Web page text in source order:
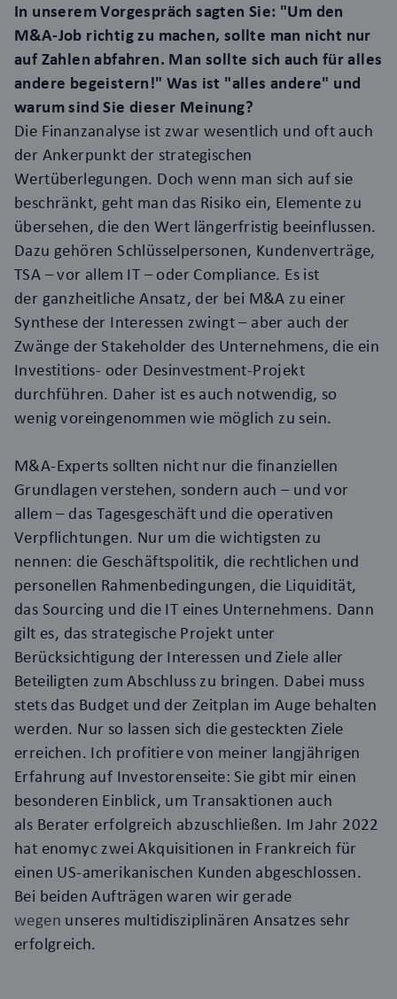
In unserem Vorgespräch sagten Sie: "Um den
M&A-Job richtig zu machen, sollte man nicht nur
auf Zahlen abfahren. Man sollte sich auch für alles
andere begeistern!" Was ist "alles andere" und
warum sind Sie dieser Meinung?
Die Finanzanalyse ist zwar wesentlich und oft auch
der Ankerpunkt der strategischen
Wertüberlegungen. Doch wenn man sich auf sie
beschränkt, geht man das Risiko ein, Elemente zu
übersehen, die den Wert längerfristig beeinflussen.
Dazu gehören Schlüsselpersonen, Kundenverträge,
TSA – vor allem IT – oder Compliance. Es ist
der ganzheitliche Ansatz, der bei M&A zu einer
Synthese der Interessen zwingt – aber auch der
Zwänge der Stakeholder des Unternehmens, die ein
Investitions- oder Desinvestment-Projekt
durchführen. Daher ist es auch notwendig, so
wenig voreingenommen wie möglich zu sein.
M&A-Experts sollten nicht nur die finanziellen
Grundlagen verstehen, sondern auch – und vor
allem – das Tagesgeschäft und die operativen
Verpflichtungen. Nur um die wichtigsten zu
nennen: die Geschäftspolitik, die rechtlichen und
personellen Rahmenbedingungen, die Liquidität,
das Sourcing und die IT eines Unternehmens. Dann
gilt es, das strategische Projekt unter
Berücksichtigung der Interessen und Ziele aller
Beteiligten zum Abschluss zu bringen. Dabei muss
stets das Budget und der Zeitplan im Auge behalten
werden. Nur so lassen sich die gesteckten Ziele
erreichen. Ich profitiere von meiner langjährigen
Erfahrung auf Investorenseite: Sie gibt mir einen
besonderen Einblick, um Transaktionen auch
als Berater erfolgreich abzuschließen. Im Jahr 2022
hat enomyc zwei Akquisitionen in Frankreich für
einen US-amerikanischen Kunden abgeschlossen.
Bei beiden Aufträgen waren wir gerade
wegen unseres multidisziplinären Ansatzes sehr
erfolgreich.